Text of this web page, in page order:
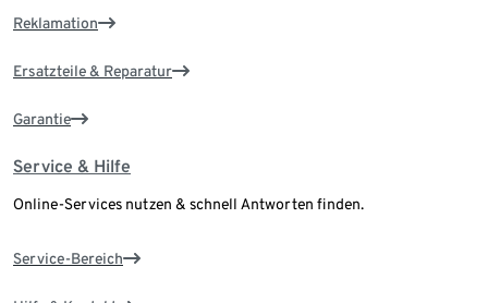
Reklamation
Ersatzteile & Reparatur
Garantie
Service & Hilfe
Online-Services nutzen & schnell Antworten finden.
Service-Bereich